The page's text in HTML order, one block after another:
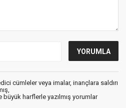
cümleler veya imalar, inançlara saldırı
büyük harflerle yazılmış yorumlar